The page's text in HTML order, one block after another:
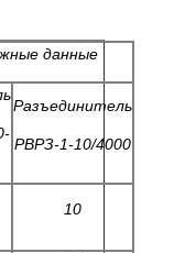
данные
Разъединитель
РВРЗ-1-10/4000
10